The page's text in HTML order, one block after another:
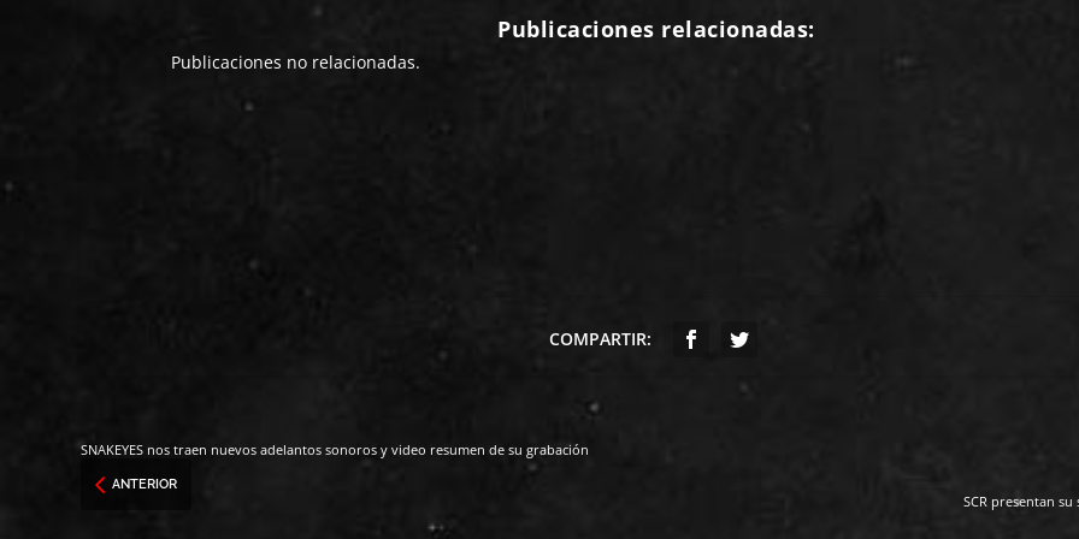
Publicaciones relacionadas:
Publicaciones no relacionadas.
COMPARTIR:
SNAKEYES nos traen nuevos adelantos sonoros y video resumen de su grabación
ANTERIOR
SCR presentan